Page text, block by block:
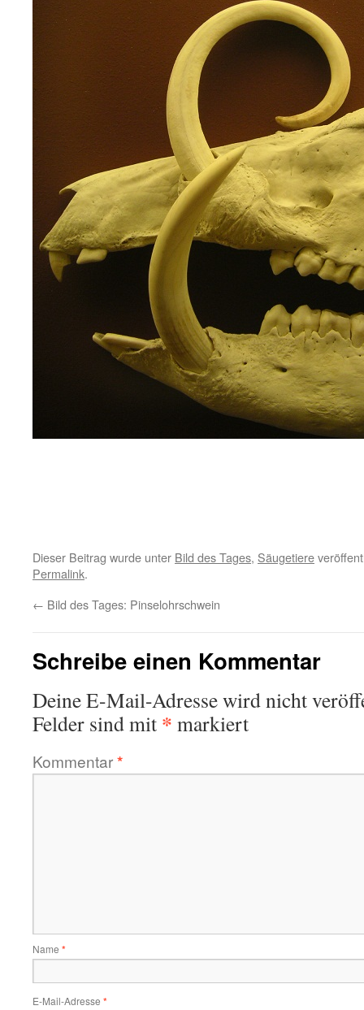
Dieser Beitrag wurde unter Bild des Tages, Säugetiere
Permalink.
← Bild des Tages: Pinselohrschwein
Schreibe einen Kommentar
Deine E-Mail-Adresse wird nicht
Felder sind mit * markiert
Kommentar*
Name *
E-Mail-Adresse *